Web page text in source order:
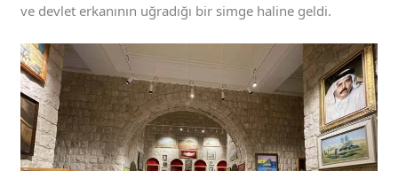
ve devlet erkanının uğradığı bir simge haline geldi.